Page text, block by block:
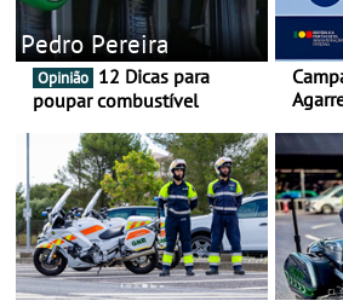
Pedro Pereira
Opinião
poupar combustível